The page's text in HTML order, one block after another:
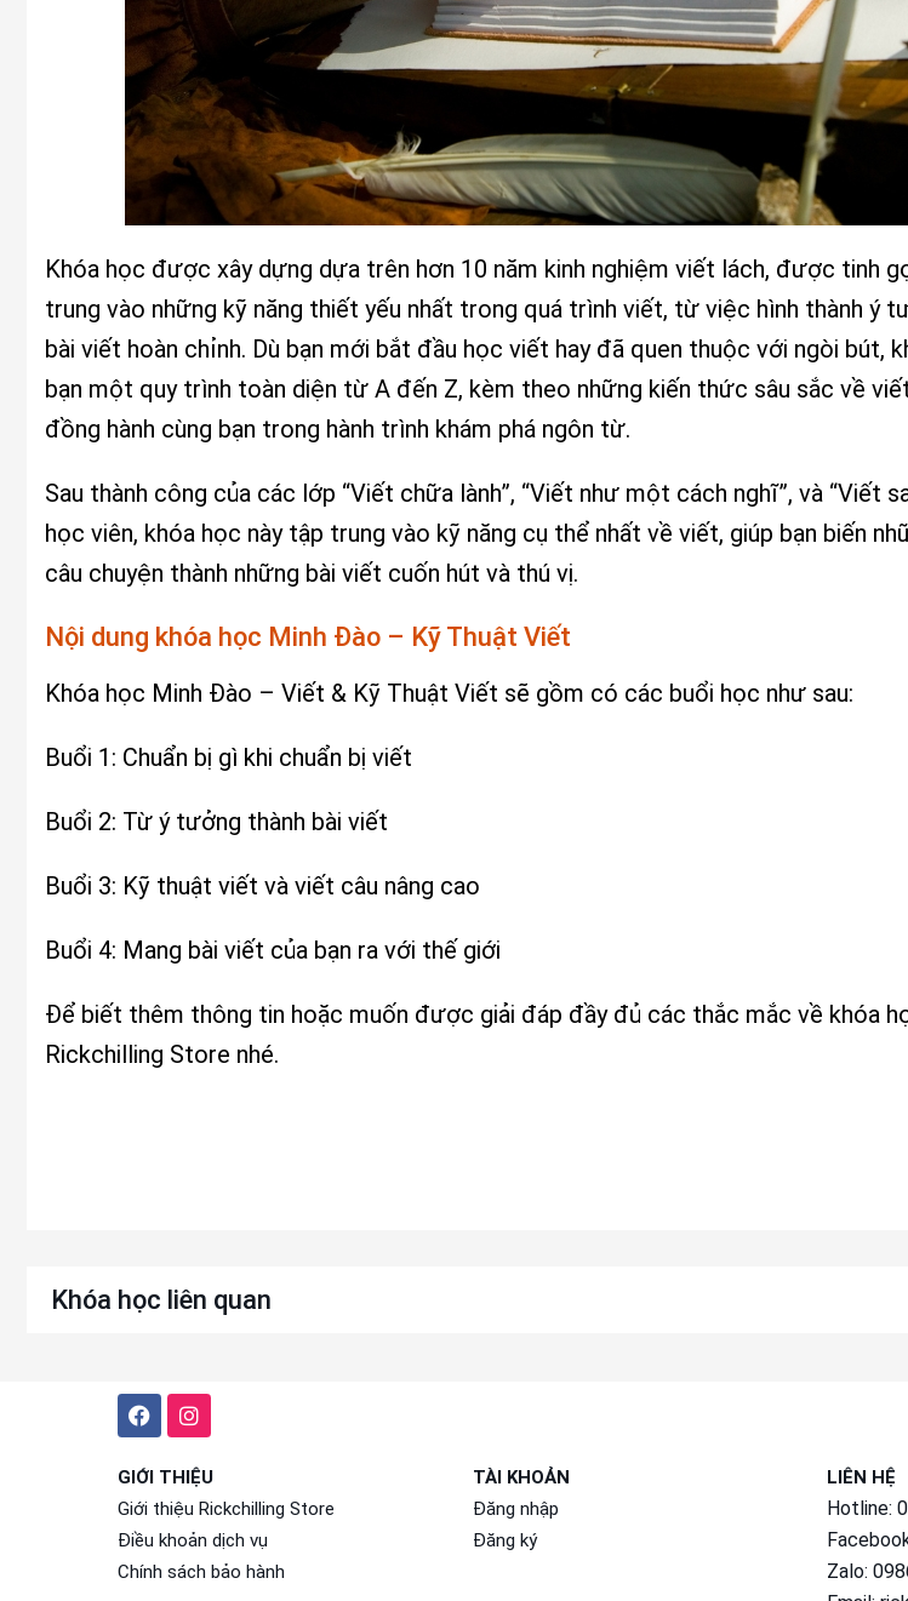
Khóa học được xây dựng dựa trên hơn 10 năm kinh nghiệm viết lách, được tinh
trung vào những kỹ năng thiết yếu nhất trong quá trình viết, từ việc hình thành ý
bài viết hoàn chỉnh. Dù bạn mới bắt đầu học viết hay đã quen thuộc với ngòi bút,
bạn một quy trình toàn diện từ A đến Z, kèm theo những kiến thức sâu sắc về
đồng hành cùng bạn trong hành trình khám phá ngôn từ.
Sau thành công của các lớp “Viết chữa lành”, “Viết như một cách nghĩ”, và “Viết
học viên, khóa học này tập trung vào kỹ năng cụ thể nhất về viết, giúp bạn biến
câu chuyện thành những bài viết cuốn hút và thú vị.
Nội dung khóa học Minh Đào – Kỹ Thuật Viết
Khóa học Minh Đào – Viết & Kỹ Thuật Viết sẽ gồm có các buổi học như sau:
Buổi 1: Chuẩn bị gì khi chuẩn bị viết
Buổi 2: Từ ý tưởng thành bài viết
Buổi 3: Kỹ thuật viết và viết câu nâng cao
Buổi 4: Mang bài viết của bạn ra với thế giới
Để biết thêm thông tin hoặc muốn được giải đáp đầy đủ các thắc mắc về khóa
Rickchilling Store nhé.
Khóa học liên quan
GIỚI THIỆU
Giới thiệu Rickchilling Store
Điều khoản dịch vụ
Chính sách bảo hành
TÀI KHOẢN
Đăng nhập
Đăng ký
LIÊN HỆ
Hotline:
Zalo: